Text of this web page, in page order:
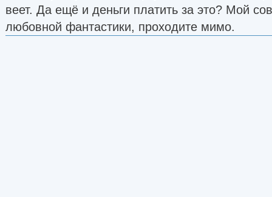
веет. Да ещё и деньги платить за это? Мой
любовной фантастики, проходите мимо.